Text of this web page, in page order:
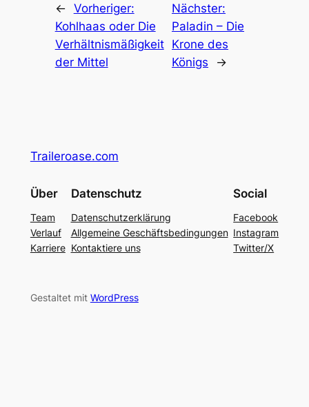
← Vorheriger:
Kohlhaas oder Die
Verhältnismäßigkeit
der Mittel
Nächster:
Paladin – Die
Krone des
Königs
→
Traileroase.com
Über
Team
Verlauf
Karriere
Datenschutz
Datenschutzerklärung
Allgemeine Geschäftsbedingungen
Kontaktiere uns
Social
Facebook
Instagram
Twitter/X
Gestaltet mit WordPress